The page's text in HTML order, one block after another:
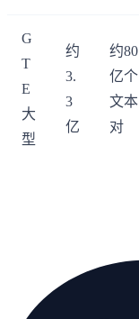
G
T
E
大
型
约
3.
3
亿
约80
亿个
文本
对